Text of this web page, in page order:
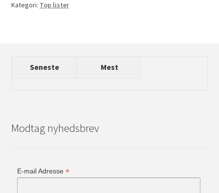
Kategori: Top lister
Seneste Mest
Modtag nyhedsbrev
E-mail Adresse *